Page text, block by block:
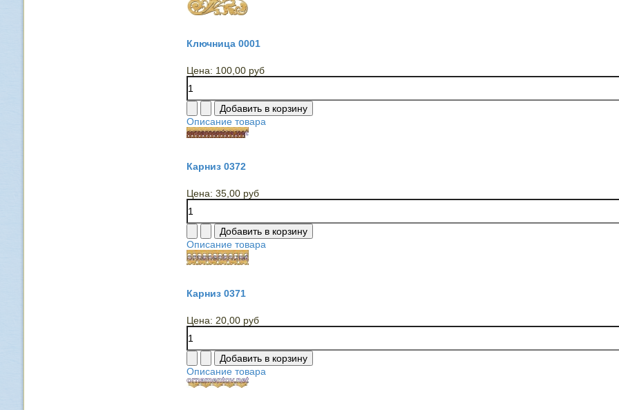
Ключница 0001
Цена: 100,00 руб
Описание товара
Карниз 0372
Цена: 35,00 руб
Описание товара
Карниз 0371
Цена: 20,00 руб
Описание товара